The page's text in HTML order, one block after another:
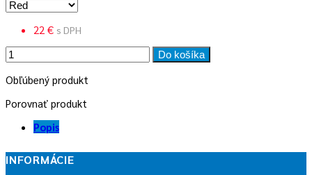
22 € s DPH
Do košíka
Obľúbený produkt
Porovnať produkt
Popis
INFORMÁCIE